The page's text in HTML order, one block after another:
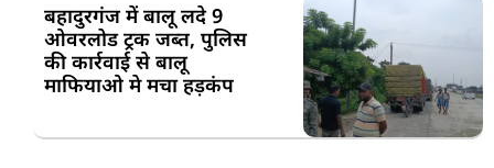
बहादुरगंज में बालू लदे 9
ओवरलोड ट्रक जब्त, पुलिस
की कार्रवाई से बालू
माफियाओ मे मचा हड़कंप